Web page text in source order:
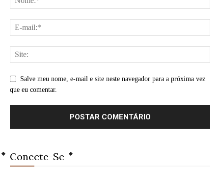
Salve meu nome, e-mail e site neste navegador para a próxima vez
que eu comentar.
Conecte-Se